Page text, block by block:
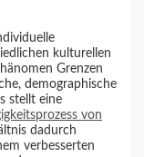
kulturellen
Grenzen
demographische
stellt eine
von
dadurch
verbesserten